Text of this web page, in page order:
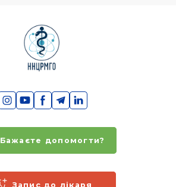
Бажаєте допомогти?
Запис до лікаря